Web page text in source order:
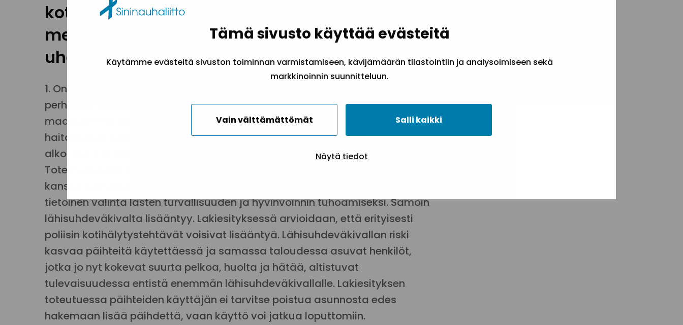
Tämä sivusto käyttää evästeitä
Käytämme evästeitä sivuston toiminnan varmistamiseen, kävijämäärän tilastointiin ja analysoimiseen sekä
markkinoinnin suunnitteluun.
Vain välttämättömät Salli kaikki
Näytä tiedot
kotiinkuljetuksessa erityisesti seuraavat
merkittävät hyvinvointia ja vapautta tuhoavat
uhat:
1. On irvokasta väittää, että kotiovelle kannettu alkoholi lisäisi hyvinvointia
perheissä, joissa alkoholia käytetään haitallisesti, nyt tai jatkossa. Jo nyt
maassamme on yli puolimiljoonaa ihmistä, jotka kärsivät läheisen
haitallisesta päihteidenkäytöstä, 90 000 lasta asuu ongelmallisesti
alkoholia käyttävän aikuisen kanssa samassa kotitaloudessa.
Toteutuessaan lakiesitys lisää runsaasti päihteitä käyttävien vanhempien
kanssa samassa kotitaloudessa asuvien lasten tuskaa. Lain edistäminen on
tietoinen valinta lasten turvallisuuden ja hyvinvoinnin tuhoamiseksi. Samoin
lähisuhdeväkivalta lisääntyy. Lakiesityksessä arvioidaan, että erityisesti
poliisin kotihälytystehtävät voisivat lisääntyä. Lähisuhdeväkivallan riski
kasvaa päihteitä käytettäessä ja samassa taloudessa asuvat henkilöt,
jotka jo nyt kokevat suurta pelkoa, huolta ja hätää, altistuvat
tulevaisuudessa entistä enemmän lähisuhdeväkivallalle. Lakiesityksen
toteutuessa päihteiden käyttäjän ei tarvitse poistua asunnosta edes
hakemaan lisää päihdettä, vaan käyttö voi jatkua loputtomiin.